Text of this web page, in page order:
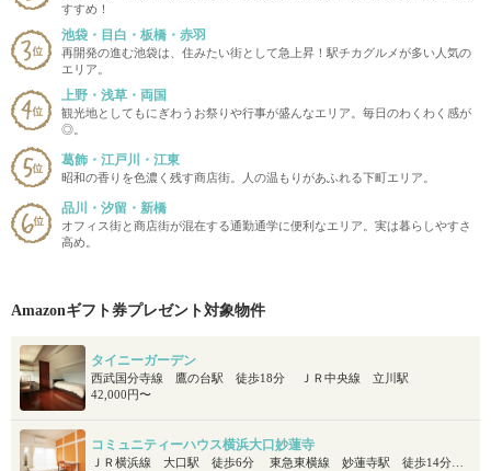
すすめ！
池袋・目白・板橋・赤羽
再開発の進む池袋は、住みたい街として急上昇！駅チカグルメが多い人気の
エリア。
上野・浅草・両国
観光地としてもにぎわうお祭りや行事が盛んなエリア。毎日のわくわく感が
◎。
葛飾・江戸川・江東
昭和の香りを色濃く残す商店街。人の温もりがあふれる下町エリア。
品川・汐留・新橋
オフィス街と商店街が混在する通勤通学に便利なエリア。実は暮らしやすさ
高め。
Amazonギフト券プレゼント対象物件
タイニーガーデン
西武国分寺線 鷹の台駅 徒歩18分 ＪＲ中央線 立川駅
42,000円〜
コミュニティーハウス横浜大口妙蓮寺
ＪＲ横浜線 大口駅 徒歩6分 東急東横線 妙蓮寺駅 徒歩14分 京浜急行本線 子安駅 徒歩17分